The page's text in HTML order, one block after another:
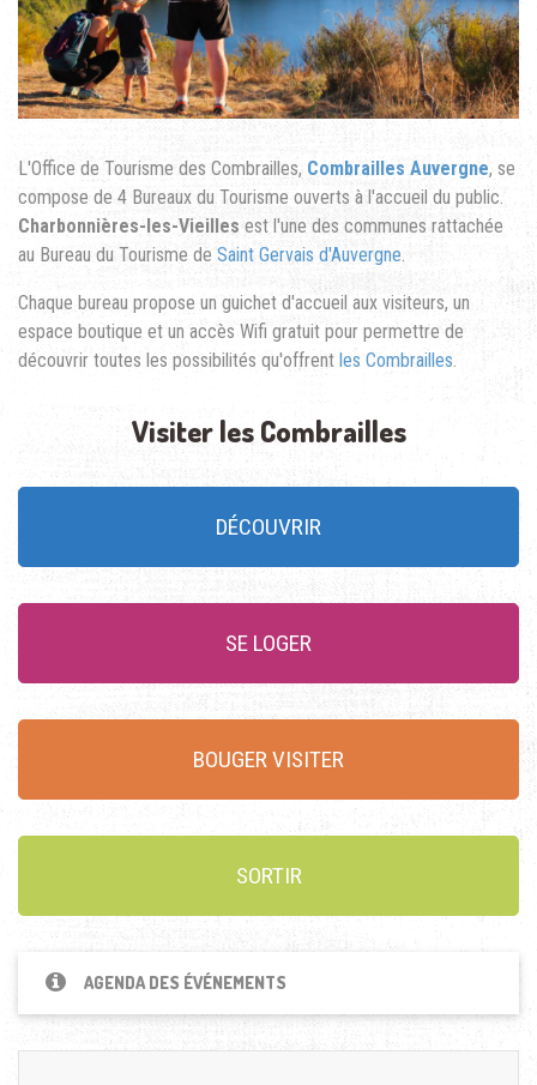
L'Office de Tourisme des Combrailles, Combrailles Auvergne, se
compose de 4 Bureaux du Tourisme ouverts à l'accueil du public.
Charbonnières-les-Vieilles est l'une des communes rattachée
au Bureau du Tourisme de Saint Gervais d'Auvergne.
Chaque bureau propose un guichet d'accueil aux visiteurs, un
espace boutique et un accès Wifi gratuit pour permettre de
découvrir toutes les possibilités qu'offrent les Combrailles
Visiter les Combrailles
DÉCOUVRIR
SE LOGER
BOUGER VISITER
SORTIR
AGENDA DES ÉVÉNEMENTS